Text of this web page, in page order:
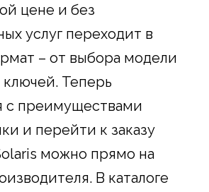
цене и без
услуг переходит в
– от выбора модели
Теперь
с преимуществами
и перейти к заказу
можно прямо на
В каталоге